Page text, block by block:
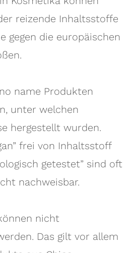
reizende Inhaltsstoffe
gegen die europäischen
name Produkten
unter welchen
hergestellt wurden.
frei von Inhaltsstoff
getestet” sind oft
nachweisbar.
nicht
Das gilt vor allem